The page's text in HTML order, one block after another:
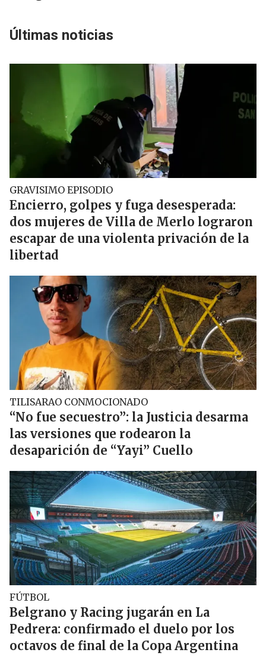
Últimas noticias
GRAVISIMO EPISODIO
Encierro, golpes y fuga desesperada:
dos mujeres de Villa de Merlo lograron
escapar de una violenta privación de la
libertad
TILISARAO CONMOCIONADO
“No fue secuestro”: la Justicia desarma
las versiones que rodearon la
desaparición de “Yayi” Cuello
FÚTBOL
Belgrano y Racing jugarán en La
Pedrera: confirmado el duelo por los
octavos de final de la Copa Argentina